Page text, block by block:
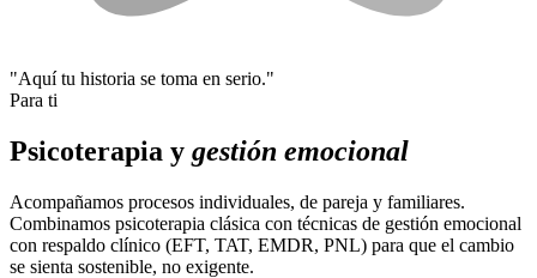
"Aquí tu historia se toma en serio."
Para ti
Psicoterapia y gestión emocional
Acompañamos procesos individuales, de pareja y familiares.
Combinamos psicoterapia clásica con técnicas de gestión emocional
con respaldo clínico (EFT, TAT, EMDR, PNL) para que el cambio
se sienta sostenible, no exigente.